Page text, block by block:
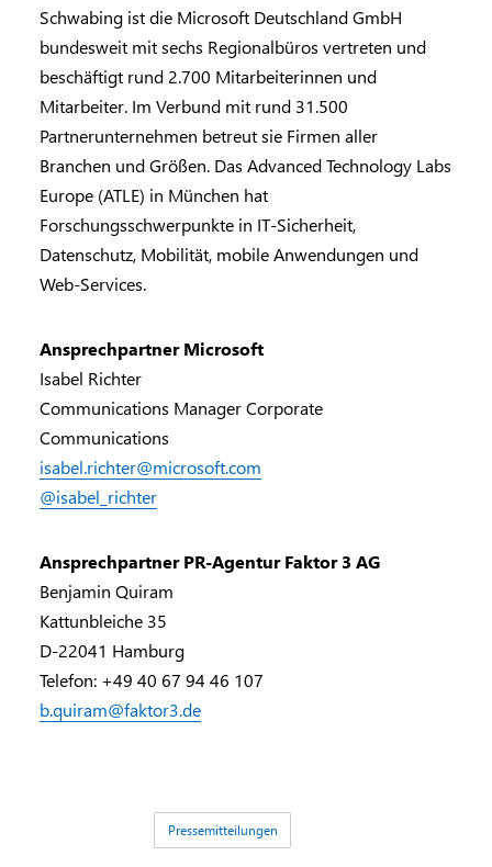
Schwabing ist die Microsoft Deutschland GmbH
bundesweit mit sechs Regionalbüros vertreten und
beschäftigt rund 2.700 Mitarbeiterinnen und
Mitarbeiter. Im Verbund mit rund 31.500
Partnerunternehmen betreut sie Firmen aller
Branchen und Größen. Das Advanced Technology Labs
Europe (ATLE) in München hat
Forschungsschwerpunkte in IT-Sicherheit,
Datenschutz, Mobilität, mobile Anwendungen und
Web-Services.
Ansprechpartner Microsoft
Isabel Richter
Communications Manager Corporate
Communications
isabel.richter@microsoft.com
@isabel_richter
Ansprechpartner PR-Agentur Faktor 3 AG
Benjamin Quiram
Kattunbleiche 35
D-22041 Hamburg
Telefon: +49 40 67 94 46 107
b.quiram@faktor3.de
Pressemitteilungen